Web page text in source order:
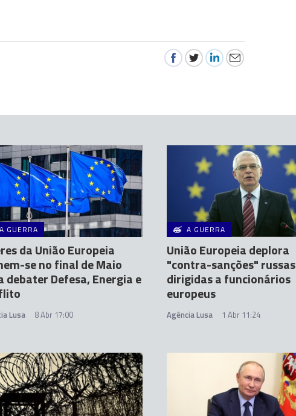
A GUERRA
da União Europeia
se no final de Maio
debater Defesa, Energia e
Lusa 8 Abr 17:00
A GUERRA
União Europeia deplora
"contra-sanções" russas
dirigidas a funcionários
europeus
Agência Lusa 1 Abr 11:24